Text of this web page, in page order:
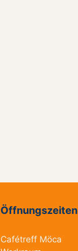
Öffnungszeiten
Cafétreff Möca